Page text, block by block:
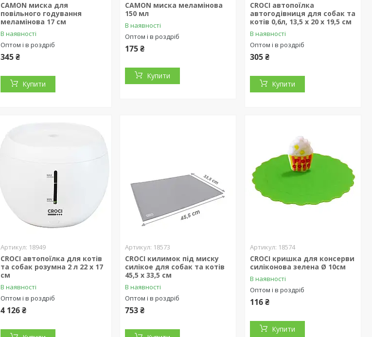
CAMON миска для
повільного годування
меламінова 17 см
В наявності
Оптом і в роздріб
345 ₴
Купити
CAMON миска меламінова
150 мл
В наявності
Оптом і в роздріб
175 ₴
Купити
CROCI автопоїлка
автогодівниця для собак та
котів 0,6л, 13,5 х 20 х 19,5 см
В наявності
Оптом і в роздріб
305 ₴
Купити
18949
CROCI автопоїлка для котів
та собак розумна 2 л 22 х 17
см
В наявності
Оптом і в роздріб
4 126 ₴
18573
CROCI килимок під миску
cилікое для собак та котів
45,5 x 33,5 см
В наявності
Оптом і в роздріб
753 ₴
18574
CROCI кришка для консерви
силіконова зелена Ø 10см
В наявності
Оптом і в роздріб
116 ₴
Купити